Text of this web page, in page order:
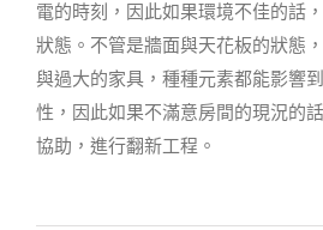
電的時刻，因此如果環境不佳的話
狀態。不管是牆面與天花板的狀態
與過大的家具，種種元素都能影響
性，因此如果不滿意房間的現況的
協助，進行翻新工程。